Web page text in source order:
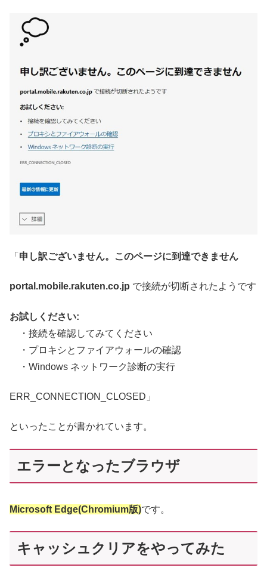
「 申し訳ございません。このページに到達できません
portal.mobile.rakuten.co.jp で接続が切断されたようです
お試しください:
・接続を確認してみてください
・プロキシとファイアウォールの確認
・Windows ネットワーク診断の実行
ERR_CONNECTION_CLOSED」
といったことが書かれています。
エラーとなったブラウザ
Microsoft Edge(Chromium版)です。
キャッシュクリアをやってみた